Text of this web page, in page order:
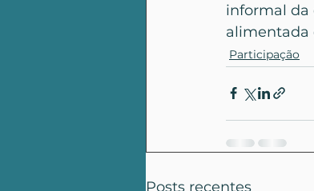
informal da
alimentada
Participação
Posts recentes